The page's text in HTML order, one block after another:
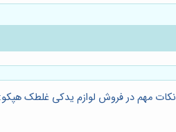
نکات مهم در فروش لوازم یدکی غلطک